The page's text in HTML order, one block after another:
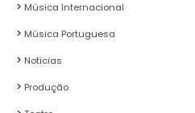
Música Internacional
Música Portuguesa
Noticias
Produção